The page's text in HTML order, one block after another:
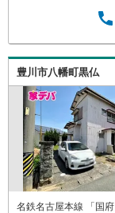
っていま
前9時00分
お電話で
下の電話
い。
豊川市八幡町黒仏
名鉄名古屋本線 「国